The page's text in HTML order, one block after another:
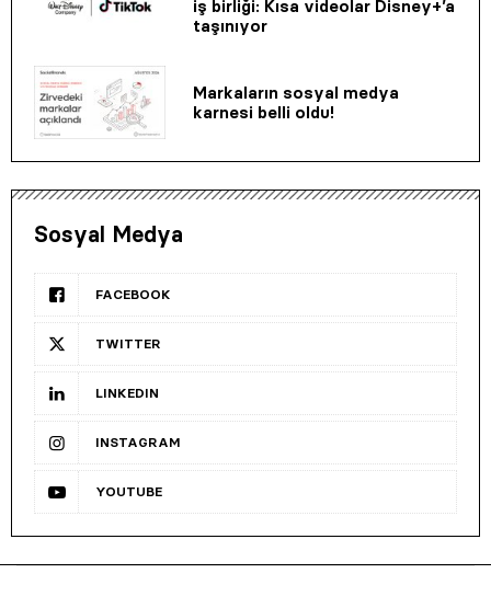
iş birliği: Kısa videolar Disney+’a
taşınıyor
Markaların sosyal medya
karnesi belli oldu!
Sosyal Medya
FACEBOOK
TWITTER
LINKEDIN
INSTAGRAM
YOUTUBE